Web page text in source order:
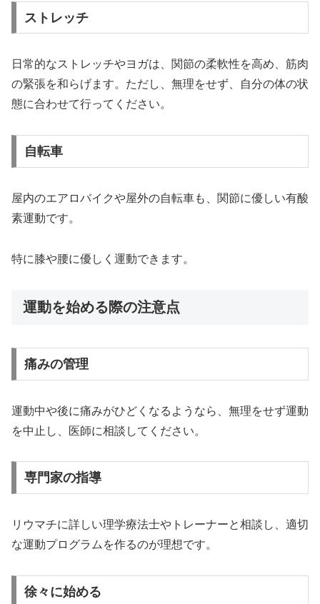
ストレッチ
日常的なストレッチやヨガは、関節の柔軟性を高め、筋肉
の緊張を和らげます。ただし、無理をせず、自分の体の状
態に合わせて行ってください。
自転車
屋内のエアロバイクや屋外の自転車も、関節に優しい有酸
素運動です。
特に膝や腰に優しく運動できます。
運動を始める際の注意点
痛みの管理
運動中や後に痛みがひどくなるようなら、無理をせず運動
を中止し、医師に相談してください。
専門家の指導
リウマチに詳しい理学療法士やトレーナーと相談し、適切
な運動プログラムを作るのが理想です。
徐々に始める